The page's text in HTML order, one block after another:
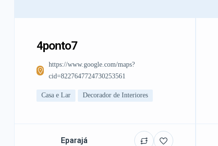
4ponto7
https://www.google.com/maps?
cid=8227647724730253561
Casa e Lar Decorador de Interiores
Eparajá